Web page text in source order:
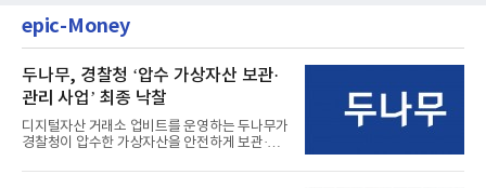
epic-Money
두나무, 경찰청 ‘압수 가상자산 보관·
관리 사업’ 최종 낙찰
디지털자산 거래소 업비트를 운영하는 두나무가
경찰청이 압수한 가상자산을 안전하게 보관·관